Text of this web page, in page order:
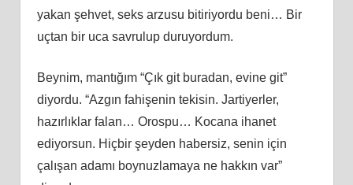
yakan şehvet, seks arzusu bitiriyordu beni… Bir
uçtan bir uca savrulup duruyordum.
Beynim, mantığım “Çık git buradan, evine git”
diyordu. “Azgın fahişenin tekisin. Jartiyerler,
hazırlıklar falan… Orospu… Kocana ihanet
ediyorsun. Hiçbir şeyden habersiz, senin için
çalışan adamı boynuzlamaya ne hakkın var”